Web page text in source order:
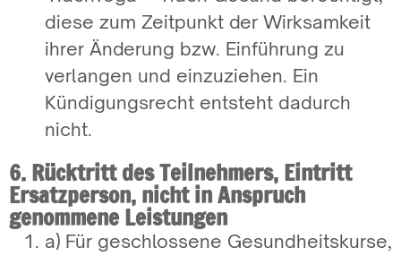
diese zum Zeitpunkt der Wirksamkeit
ihrer Änderung bzw. Einführung zu
verlangen und einzuziehen. Ein
Kündigungsrecht entsteht dadurch
nicht.
6. Rücktritt des Teilnehmers, Eintritt
Ersatzperson, nicht in Anspruch
genommene Leistungen
a) Für geschlossene Gesundheitskurse,